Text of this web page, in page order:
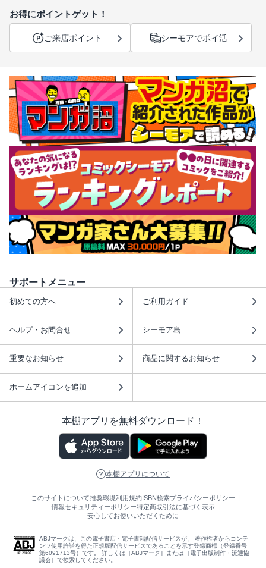
お得にポイントゲット！
ご来店ポイント シーモアでポイ活
サポートメニュー
初めての方へ ご利用ガイド
ヘルプ・お問合せ シーモア島
重要なお知らせ 商品に関するお知らせ
ホームアイコンを追加
本棚アプリを無料ダウンロード！
本棚アプリについて
このサイトについて推奨環境利用規約ISBN検索プライバシーポリシー
情報セキュリティーポリシー特定商取引法に基づく表示
安心してお使いいただくために
ABJマークは、この電子書店・電子書籍配信サービスが、 著作権者からコンテ
ンツ使用許諾を得た正規版配信サービスであることを示す登録商標（登録番号
第6091713号）です。 詳しくは［ABJマーク］または［電子出版制作・流通協
議会］で検索してください。